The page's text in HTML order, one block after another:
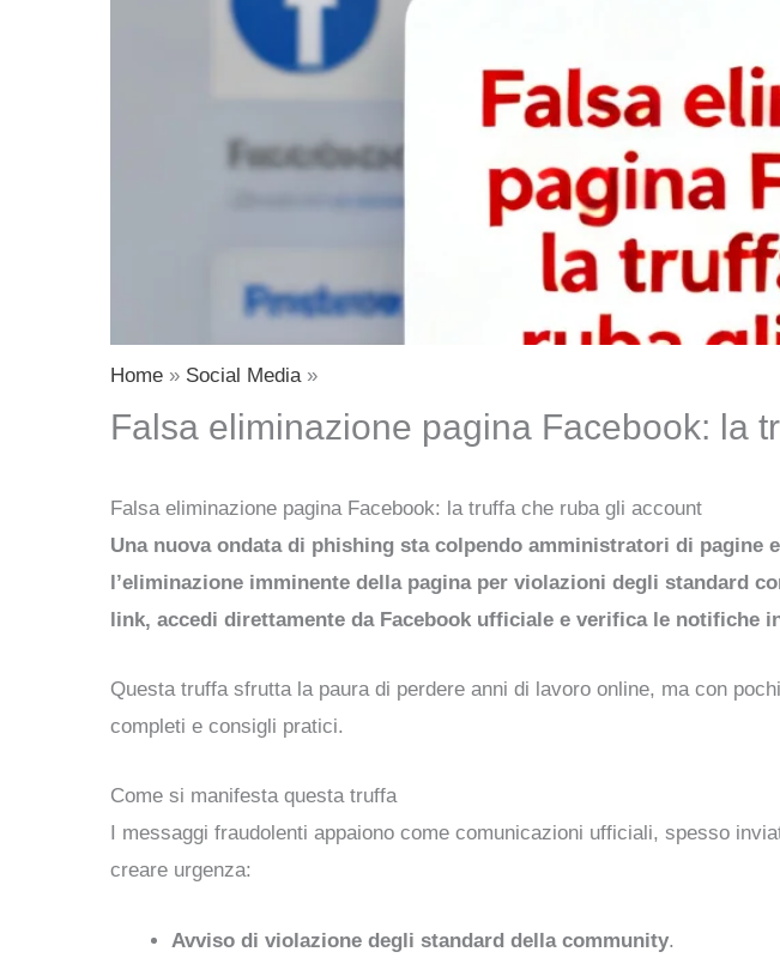
Home Social Media
Falsa eliminazione pagina Facebook: la
Falsa eliminazione pagina Facebook: la truffa che ruba gli account
Una nuova ondata di phishing sta colpendo amministratori di pagine
l’eliminazione imminente della pagina per violazioni degli standard
link, accedi direttamente da Facebook ufficiale e verifica le notifiche
Questa truffa sfrutta la paura di perdere anni di lavoro online, ma con
completi e consigli pratici.
Come si manifesta questa truffa
I messaggi fraudolenti appaiono come comunicazioni ufficiali, spesso
creare urgenza:
Avviso di violazione degli standard della community.